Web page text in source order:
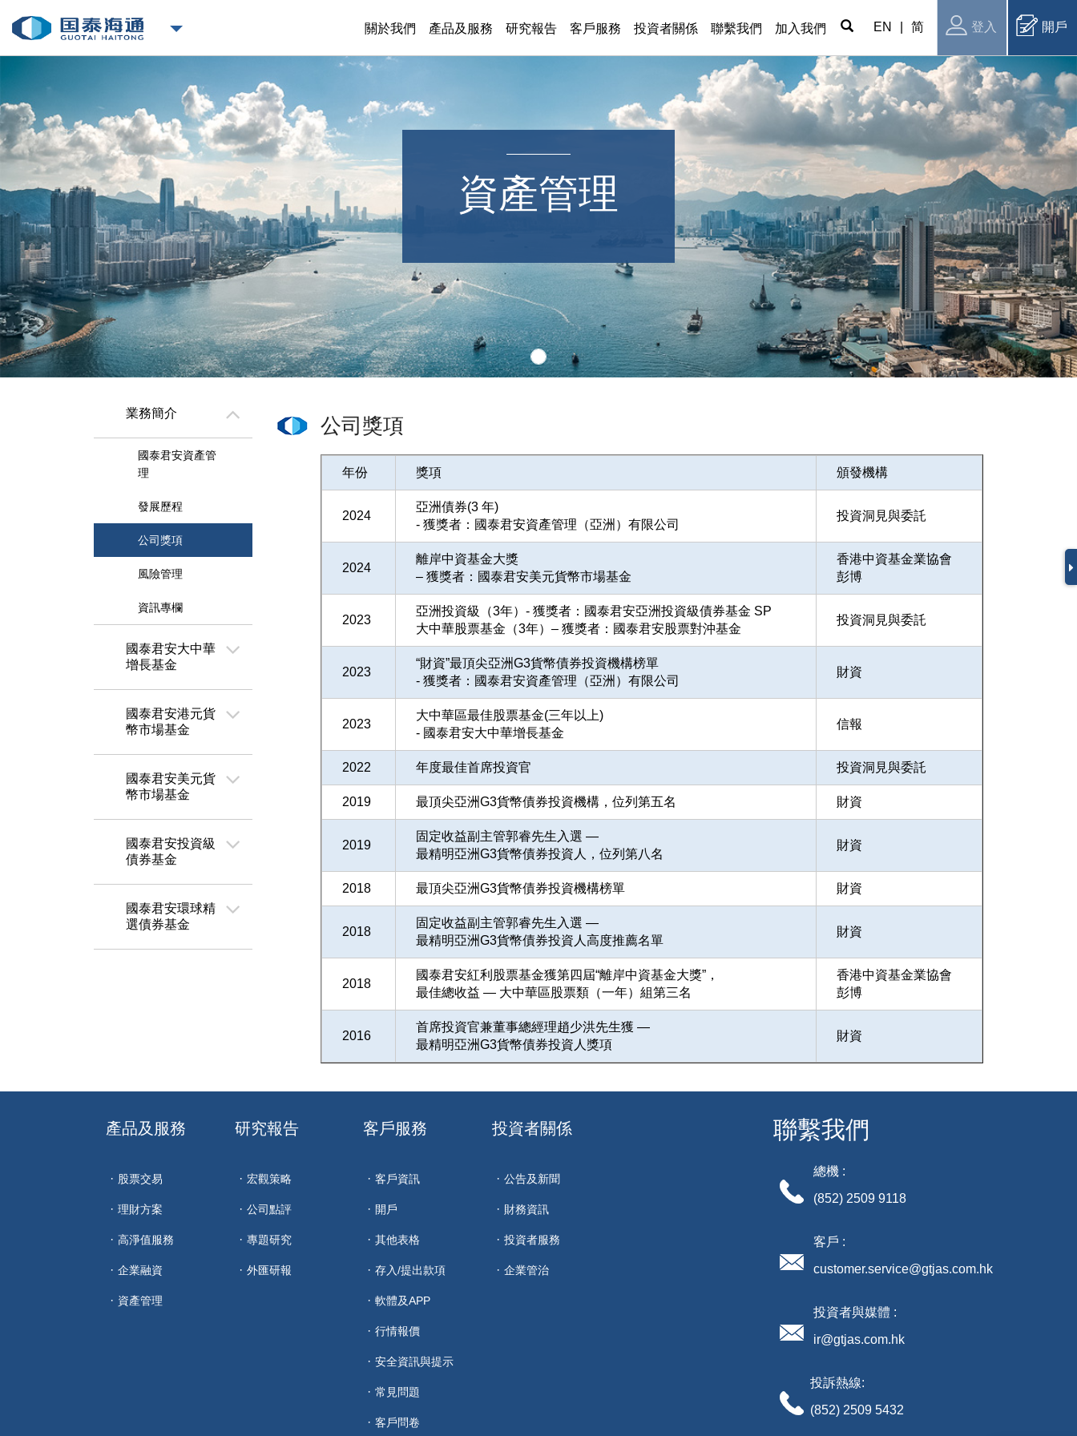
關於我們 產品及服務 研究報告 客戶服務 投資者關係 聯繫我們 加入我們 EN 简 登入 開戶
資產管理
業務簡介
國泰君安資產管
理
發展歷程
公司獎項
風險管理
資訊專欄
國泰君安大中華
增長基金
國泰君安港元貨
幣市場基金
國泰君安美元貨
幣市場基金
國泰君安投資級
債券基金
國泰君安環球精
選債券基金
公司獎項
年份 獎項 頒發機構
2024
亞洲債券(3 年)
- 獲獎者：國泰君安資產管理（亞洲）有限公司
投資洞見與委託
2024
離岸中資基金大獎
– 獲獎者：國泰君安美元貨幣市場基金
香港中資基金業協會
彭博
2023
亞洲投資級（3年）- 獲獎者：國泰君安亞洲投資級債券基金 SP
大中華股票基金（3年）– 獲獎者：國泰君安股票對沖基金
投資洞見與委託
2023
“財資”最頂尖亞洲G3貨幣債券投資機構榜單
- 獲獎者：國泰君安資產管理（亞洲）有限公司
財資
2023
大中華區最佳股票基金(三年以上)
- 國泰君安大中華增長基金
信報
2022 年度最佳首席投資官 投資洞見與委託
2019 最頂尖亞洲G3貨幣債券投資機構，位列第五名 財資
2019
固定收益副主管郭睿先生入選 —
最精明亞洲G3貨幣債券投資人，位列第八名
財資
2018 最頂尖亞洲G3貨幣債券投資機構榜單 財資
2018
固定收益副主管郭睿先生入選 —
最精明亞洲G3貨幣債券投資人高度推薦名單
財資
2018
國泰君安紅利股票基金獲第四屆“離岸中資基金大獎”，
最佳總收益 — 大中華區股票類（一年）組第三名
香港中資基金業協會
彭博
2016
首席投資官兼董事總經理趙少洪先生獲 —
最精明亞洲G3貨幣債券投資人獎項
財資
產品及服務
股票交易
理財方案
高淨值服務
企業融資
資產管理
研究報告
宏觀策略
公司點評
專題研究
外匯研報
客戶服務
客戶資訊
開戶
其他表格
存入/提出款項
軟體及APP
行情報價
安全資訊與提示
常見問題
客戶問卷
投資者關係
公告及新聞
財務資訊
投資者服務
企業管治
聯繫我們
總機 :
(852) 2509 9118
客戶 :
customer.service@gtjas.com.hk
投資者與媒體 :
ir@gtjas.com.hk
投訴熱線:
(852) 2509 5432